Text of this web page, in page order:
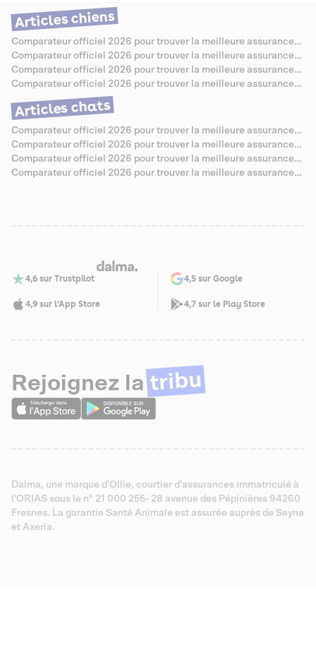
Articles chiens
Comparateur officiel 2026 pour trouver la meilleure assurance
santé pour Berger Allemand
Comparateur officiel 2026 pour trouver la meilleure assurance
santé pour Caniche
Comparateur officiel 2026 pour trouver la meilleure assurance
santé pour Bouledogue Anglais
Comparateur officiel 2026 pour trouver la meilleure assurance
santé pour Jack Russell
Articles chats
Comparateur officiel 2026 pour trouver la meilleure assurance
santé pour Chartreux
Comparateur officiel 2026 pour trouver la meilleure assurance
santé pour Sibérien
Comparateur officiel 2026 pour trouver la meilleure assurance
santé pour Abyssin
Comparateur officiel 2026 pour trouver la meilleure assurance
4,6 sur Trustpilot 4,5 sur Google
4,9 sur l’App Store 4,7 sur le Play Store
Rejoignez la tribu
Dalma, une marque d'Ollie, courtier d'assurances immatriculé à
l'ORIAS sous le n° 21 000 255- 28 avenue des Pépinières 94260
Fresnes. La garantie Santé Animale est assurée auprès de Seyna
et Axeria.